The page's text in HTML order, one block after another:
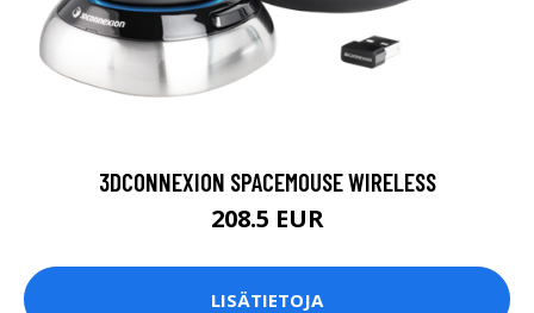
3DCONNEXION SPACEMOUSE WIRELESS
208.5 EUR
LISÄTIETOJA